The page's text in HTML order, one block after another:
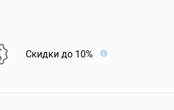
Скидки до 10%